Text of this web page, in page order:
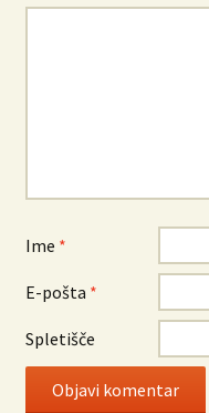
Ime *
E-pošta *
Spletišče